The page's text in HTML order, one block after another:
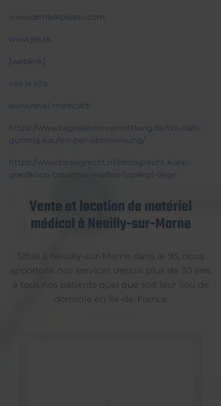
www.drmarkpisano.com
www.jes.sk
[weblink]
voir le site
www.revel-medical.fr
https://www.tageselternvermittlung.de/ttv-cialis-
günstig-kaufen-per-überweisung/
https://www.beslagrecht.nl/beslagrecht-koop-
goedkoop-topamax-erudan-topilept-liège
Vente et location de matériel
médical à Neuilly-sur-Marne
Situé à Neuilly-sur-Marne dans le 93, nous
apportons nos services depuis plus de 30 ans,
à tous nos patients quel que soit leur lieu de
domicile en Île-de-France